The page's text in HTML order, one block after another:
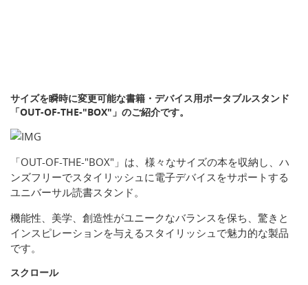
サイズを瞬時に変更可能な書籍・デバイス用ポータブルスタンド
「OUT-OF-THE-"BOX"」のご紹介です。
「OUT-OF-THE-"BOX"」は、様々なサイズの本を収納し、ハ
ンズフリーでスタイリッシュに電子デバイスをサポートする
ユニバーサル読書スタンド。
機能性、美学、創造性がユニークなバランスを保ち、驚きと
インスピレーションを与えるスタイリッシュで魅力的な製品
です。
スクロール